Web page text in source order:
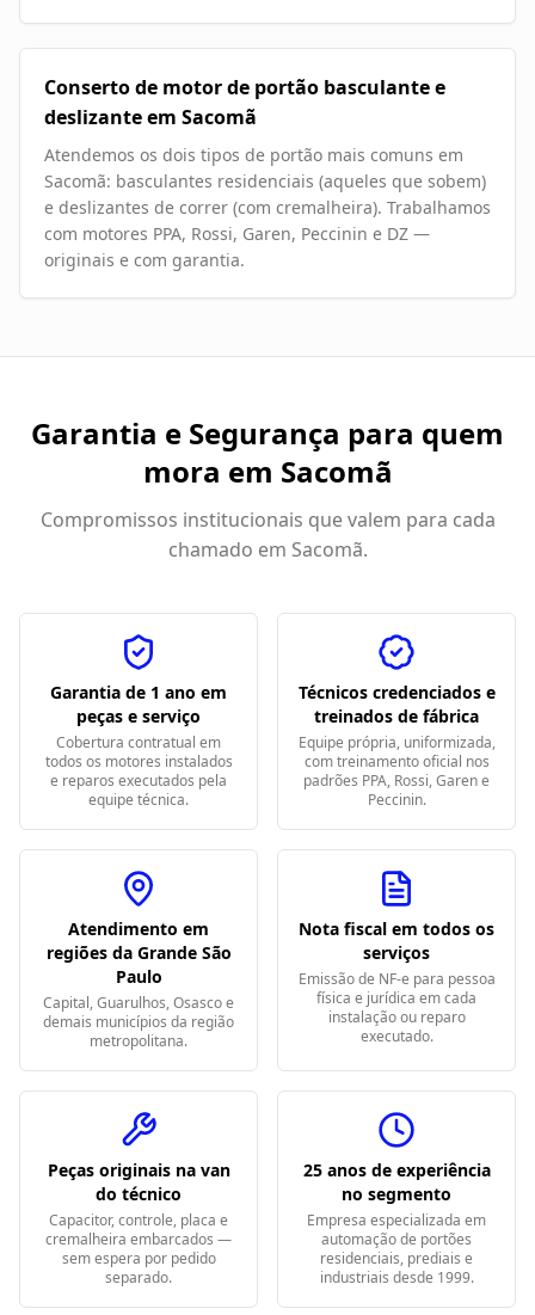
Conserto de motor de portão basculante e
deslizante em Sacomã
Atendemos os dois tipos de portão mais comuns em
Sacomã: basculantes residenciais (aqueles que sobem)
e deslizantes de correr (com cremalheira). Trabalhamos
com motores PPA, Rossi, Garen, Peccinin e DZ —
originais e com garantia.
Garantia e Segurança para quem
mora em Sacomã
Compromissos institucionais que valem para cada
chamado em Sacomã.
Garantia de 1 ano em
peças e serviço
Cobertura contratual em
todos os motores instalados
e reparos executados pela
equipe técnica.
Técnicos credenciados e
treinados de fábrica
Equipe própria, uniformizada,
com treinamento oficial nos
padrões PPA, Rossi, Garen e
Peccinin.
Atendimento em
regiões da Grande São
Paulo
Capital, Guarulhos, Osasco e
demais municípios da região
metropolitana.
Nota fiscal em todos os
serviços
Emissão de NF-e para pessoa
física e jurídica em cada
instalação ou reparo
executado.
Peças originais na van
do técnico
Capacitor, controle, placa e
cremalheira embarcados —
sem espera por pedido
separado.
25 anos de experiência
no segmento
Empresa especializada em
automação de portões
residenciais, prediais e
industriais desde 1999.